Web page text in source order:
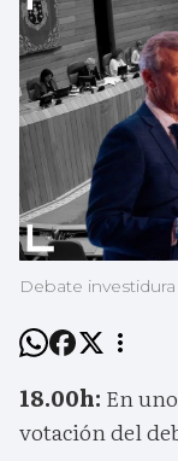
Debate
18.00h: En
votación del